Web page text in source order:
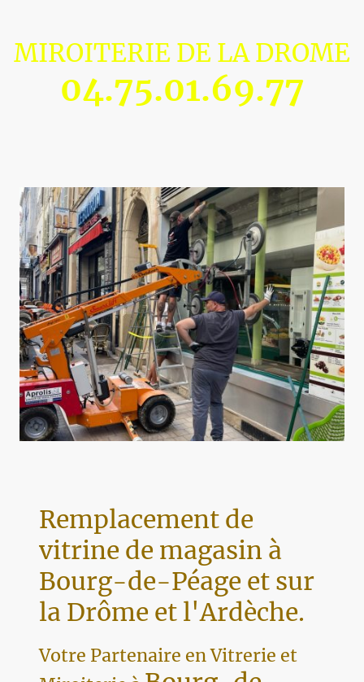
MIROITERIE DE LA DROME
04.75.01.69.77
Remplacement de
vitrine de magasin à
Bourg-de-Péage et sur
la Drôme et l'Ardèche.
Votre Partenaire en Vitrerie et